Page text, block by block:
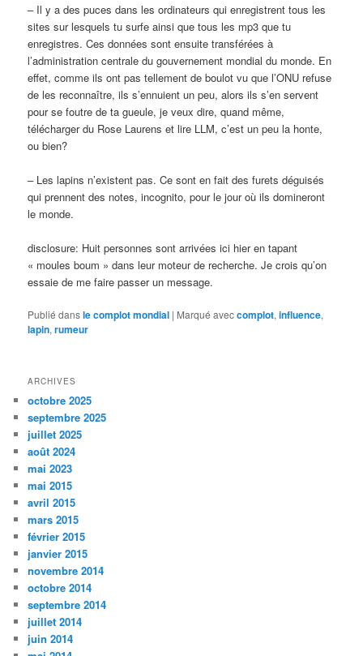
– Il y a des puces dans les ordinateurs qui enregistrent tous les
sites sur lesquels tu surfe ainsi que tous les mp3 que tu
enregistres. Ces données sont ensuite transférées à
l’administration centrale du gouvernement mondial du monde. En
effet, comme ils ont pas tellement de boulot vu que l’ONU refuse
de les reconnaître, ils s’ennuient un peu, alors ils s’en servent
pour se foutre de ta gueule, je veux dire, quand même,
télécharger du Rose Laurens et lire LLM, c’est un peu la honte,
ou bien?
– Les lapins n’existent pas. Ce sont en fait des furets déguisés
qui prennent des notes, incognito, pour le jour où ils domineront
le monde.
disclosure: Huit personnes sont arrivées ici hier en tapant
« moules boum » dans leur moteur de recherche. Je crois qu’on
essaie de me faire passer un message.
Publié dansle complot mondial | Marqué aveccomplot,influence,
lapin,rumeur
ARCHIVES
octobre 2025
septembre 2025
juillet 2025
août 2024
mai 2023
mai 2015
avril 2015
mars 2015
février 2015
janvier 2015
novembre 2014
octobre 2014
septembre 2014
juillet 2014
juin 2014